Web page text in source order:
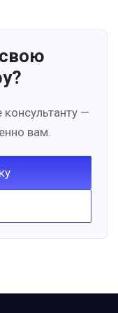
консультанту —
вам.